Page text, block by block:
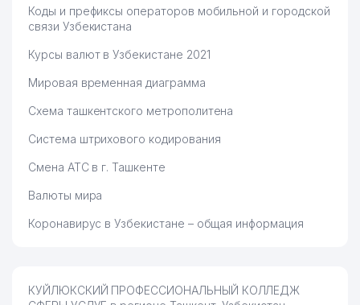
Коды и префиксы операторов мобильной и городской
связи Узбекистана
Курсы валют в Узбекистане 2021
Мировая временная диаграмма
Схема ташкентского метрополитена
Система штрихового кодирования
Смена АТС в г. Ташкенте
Валюты мира
Коронавирус в Узбекистане – общая информация
КУЙЛЮКСКИЙ ПРОФЕССИОНАЛЬНЫЙ КОЛЛЕДЖ